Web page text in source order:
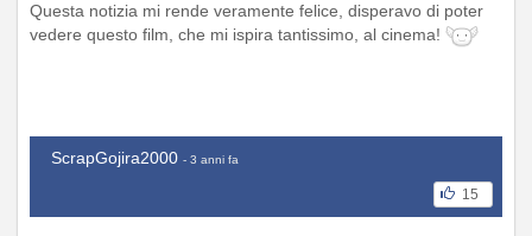
Questa notizia mi rende veramente felice, disperavo di poter
vedere questo film, che mi ispira tantissimo, al cinema!
ScrapGojira2000 - 3 anni fa
15